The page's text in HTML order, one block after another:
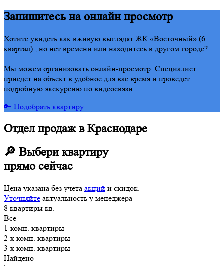
Запишитесь на онлайн просмотр
Хотите увидеть как вживую выглядят ЖК «Восточный» (6
квартал) , но нет времени или находитесь в другом городе?
Мы можем организовать онлайн-просмотр. Специалист
приедет на объект в удобное для вас время и проведет
подробную экскурсию по видеосвязи.
🔑 Подобрать квартиру
Отдел продаж в Краснодаре
🔎 Выбери квартиру
прямо сейчас
Цена указана без учета акций и скидок.
Уточняйте актуальность у менеджера
8 квартиры кв.
Все
1-комн. квартиры
2-х комн. квартиры
3-х комн. квартиры
Найдено